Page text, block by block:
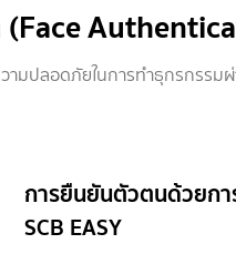
มปลอดภัยในการทำธุกรกรรม
การยืนยันตัวตนด้วยกา
SCB EASY